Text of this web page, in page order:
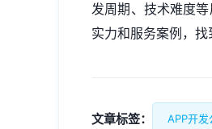
发周期、技术难度
实力和服务案例，找
文章标签： APP开发